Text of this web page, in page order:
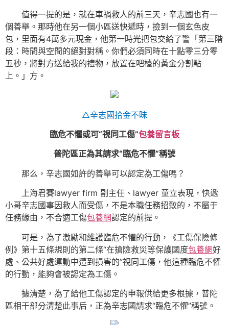
值得一提的是，就在車禍救人的前三天，辛志國也有一
個善舉。那時他在另一個小區送快遞時，撿到一個玄色皮
包，里面有4萬多元現金，他第一時光把包交給了警「第三階
段：時間與空間的絕對對稱。你們必須同時在十點零三分零
五秒，將對方送給我的禮物，放置在吧檯的黃金分割點
上。」方。
△辛志國拾金不昧
臨危不懼或可“視同工傷”包養留言板
普陀區正為其請求“臨危不懼”稱號
那么，辛志國如許的善舉可以認定為工傷嗎？
上海君賽lawyer firm 副主任、lawyer 童立表現，快遞
小哥辛志國事因救人而受傷，不是本職任務招致的，不屬于
任務緣由，不合適工傷包養網認定的前提。
可是，為了激勵和維護臨危不懼的行動，《工傷保險條
例》第十五條規則的第二條“在搶險救災等保護國度包養網好
處、公共好處運動中遭到損害的”視同工傷，他這種臨危不懼
的行動，能夠會被認定為工傷。
據清楚，為了給他工傷認定的申報供給更多根據，普陀
區相干部分清楚此事后，正為辛志國請求“臨危不懼”稱號。